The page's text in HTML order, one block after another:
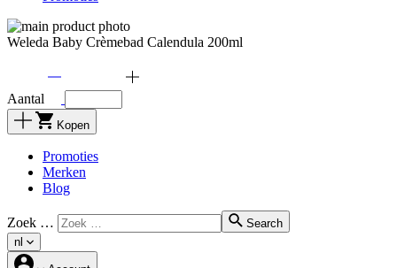
Weleda Baby Crèmebad Calendula 200ml
Aantal
Kopen
Promoties
Merken
Blog
Zoek …
Search
nl